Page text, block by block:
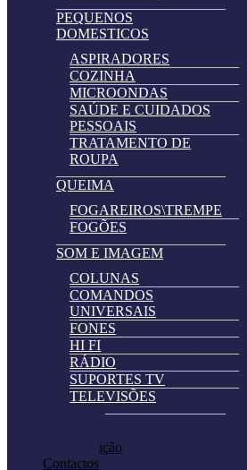
PEQUENOS
DOMESTICOS
ASPIRADORES
COZINHA
MICROONDAS
SAÚDE E CUIDADOS
PESSOAIS
TRATAMENTO DE
ROUPA
QUEIMA
FOGAREIROS\TREMPE
FOGÕES
SOM E IMAGEM
COLUNAS
COMANDOS
UNIVERSAIS
FONES
HI FI
RÁDIO
SUPORTES TV
TELEVISÕES
Categories
Pedir Cotação
Contactos